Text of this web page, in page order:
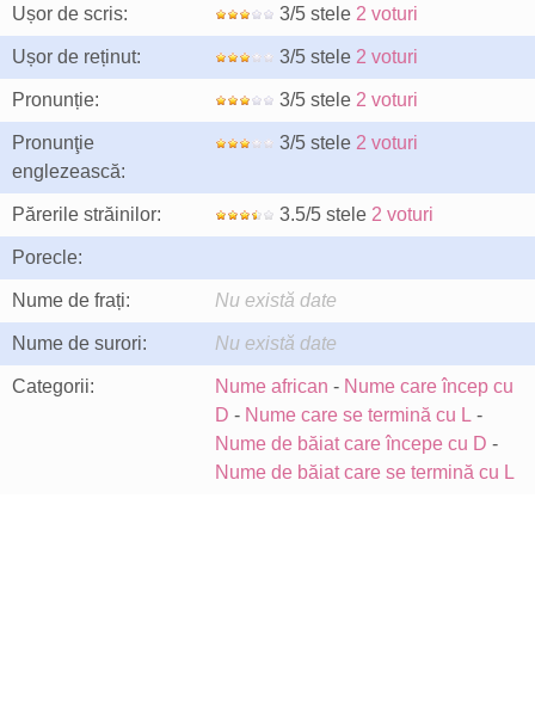
Ușor de scris: 3/5 stele 2 voturi
Ușor de reținut: 3/5 stele 2 voturi
Pronunție: 3/5 stele 2 voturi
Pronunţie
englezească:
3/5 stele 2 voturi
Părerile străinilor: 3.5/5 stele 2 voturi
Porecle:
Nume de frați: Nu există date
Nume de surori: Nu există date
Categorii: Nume african - Nume care încep cu
D - Nume care se termină cu L -
Nume de băiat care începe cu D -
Nume de băiat care se termină cu L